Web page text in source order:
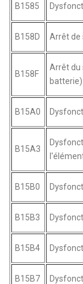
B1585
B158D Arrêt de
B158F
Arrêt du
batterie)
B15A0
B15A3
B15B0
B15B3
B15B4
B15B7